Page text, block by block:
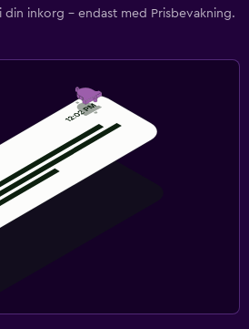
din inkorg – endast med Prisbevakning.